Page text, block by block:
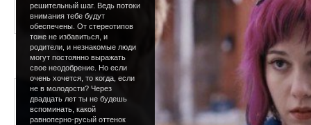
решительный шаг. Ведь потоки
внимания тебе будут
обеспечены. От стереотипов
тоже не избавиться, и
родители, и незнакомые люди
могут постоянно выражать
свое неодобрение. Но если
очень хочется, то когда, если
не в молодости? Через
двадцать лет ты не будешь
вспоминать, какой
равноперно-русый оттенок
Веснушки -
Добавлено - 26.01.2009 /